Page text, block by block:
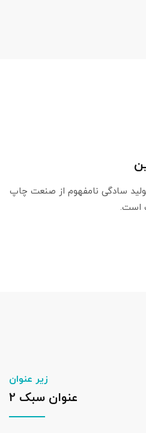
سادگی نامفهوم از صنعت چاپ
است.
زیر عنوان
عنوان سبک 2